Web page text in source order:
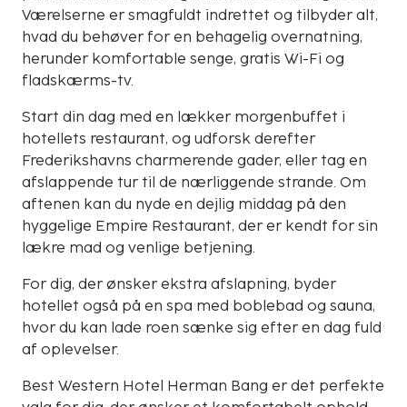
Værelserne er smagfuldt indrettet og tilbyder alt,
hvad du behøver for en behagelig overnatning,
herunder komfortable senge, gratis Wi-Fi og
fladskærms-tv.
Start din dag med en lækker morgenbuffet i
hotellets restaurant, og udforsk derefter
Frederikshavns charmerende gader, eller tag en
afslappende tur til de nærliggende strande. Om
aftenen kan du nyde en dejlig middag på den
hyggelige Empire Restaurant, der er kendt for sin
lækre mad og venlige betjening.
For dig, der ønsker ekstra afslapning, byder
hotellet også på en spa med boblebad og sauna,
hvor du kan lade roen sænke sig efter en dag fuld
af oplevelser.
Best Western Hotel Herman Bang er det perfekte